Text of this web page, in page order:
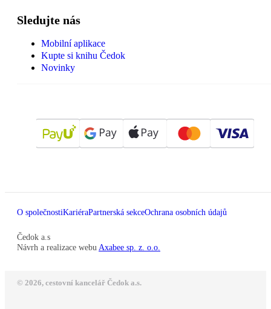
Sledujte nás
Mobilní aplikace
Kupte si knihu Čedok
Novinky
O společnostiKariéraPartnerská sekceOchrana osobních údajů
Čedok a.s
Návrh a realizace webu Axabee sp. z. o.o.
© 2026, cestovní kancelář Čedok a.s.